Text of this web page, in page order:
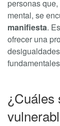
personas
mental, se
manifiesta.
ofrecer una
¿Cuáles